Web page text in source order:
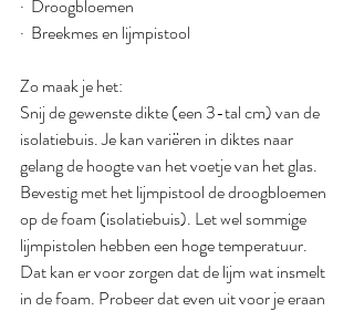
·  Droogbloemen
·  Breekmes en lijmpistool
Zo maak je het:
Snij de gewenste dikte (een 3-tal cm) van de
isolatiebuis. Je kan variëren in diktes naar
gelang de hoogte van het voetje van het glas.
Bevestig met het lijmpistool de droogbloemen
op de foam (isolatiebuis). Let wel sommige
lijmpistolen hebben een hoge temperatuur.
Dat kan er voor zorgen dat de lijm wat insmelt
in de foam. Probeer dat even uit voor je eraan